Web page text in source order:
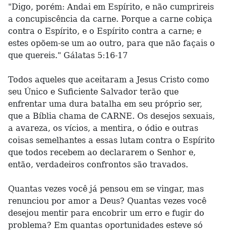
"Digo, porém: Andai em Espírito, e não cumprireis
a concupiscência da carne. Porque a carne cobiça
contra o Espírito, e o Espírito contra a carne; e
estes opõem-se um ao outro, para que não façais o
que quereis." Gálatas 5:16-17
Todos aqueles que aceitaram a Jesus Cristo como
seu Único e Suficiente Salvador terão que
enfrentar uma dura batalha em seu próprio ser,
que a Bíblia chama de CARNE. Os desejos sexuais,
a avareza, os vícios, a mentira, o ódio e outras
coisas semelhantes a essas lutam contra o Espírito
que todos recebem ao declararem o Senhor e,
então, verdadeiros confrontos são travados.
Quantas vezes você já pensou em se vingar, mas
renunciou por amor a Deus? Quantas vezes você
desejou mentir para encobrir um erro e fugir do
problema? Em quantas oportunidades esteve só